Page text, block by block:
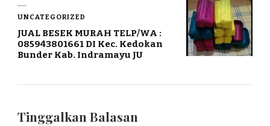
UNCATEGORIZED
JUAL BESEK MURAH TELP/WA :
085943801661 DI Kec. Kedokan
Bunder Kab. Indramayu JU
Tinggalkan Balasan